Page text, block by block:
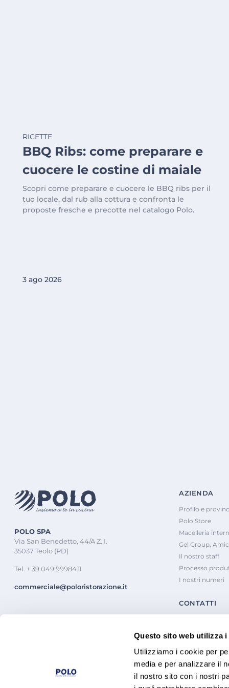
Questo sito web utilizza i
Utilizziamo i cookie per
media e per analizzare il
il nostro sito con i nostri
RICETTE
BBQ Ribs: come preparare e
cuocere le costine di maiale
Scopri come preparare e cuocere le BBQ ribs per il
tuo locale, dal rub alla cottura e confronta le
proposte fresche e precotte nel catalogo Polo.
3 ago 2026
POLO SPA
Via San Benedetto, 44/A Z. I.
35037 Teolo (PD)
Tel. + 39 049 9998411
commerciale@poloristorazione.it
AZIENDA
Profilo e
Polo Store
Macelleria
Gel Group,
Il nostro staff
Processo
I nostri numeri
CONTATTI